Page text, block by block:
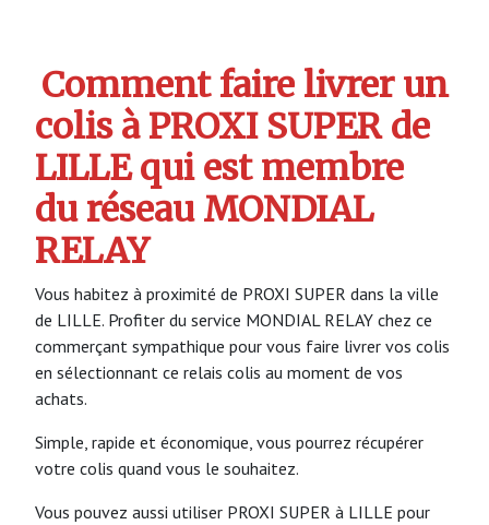
Comment faire livrer un
colis à PROXI SUPER de
LILLE qui est membre
du réseau MONDIAL
RELAY
Vous habitez à proximité de PROXI SUPER dans la ville
de LILLE. Profiter du service MONDIAL RELAY chez ce
commerçant sympathique pour vous faire livrer vos colis
en sélectionnant ce relais colis au moment de vos
achats.
Simple, rapide et économique, vous pourrez récupérer
votre colis quand vous le souhaitez.
Vous pouvez aussi utiliser PROXI SUPER à LILLE pour